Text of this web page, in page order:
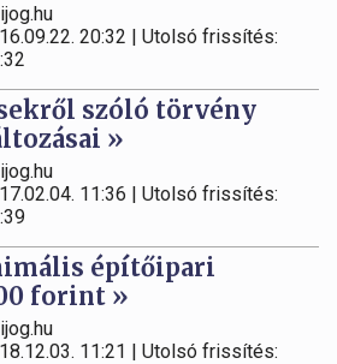
20:32 | Utolsó frissítés:
szóló törvény
»
11:36 | Utolsó frissítés:
építőipari
forint »
11:21 | Utolsó frissítés: